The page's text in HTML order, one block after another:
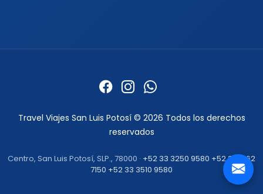
Travel Viajes San Luis Potosí © 2026 Todos los derechos
reservados
Centro, San Luis Potosí, SLP., 78000 · +52 33 3250 9580 +52 33 1862
7150 +52 33 3510 9580